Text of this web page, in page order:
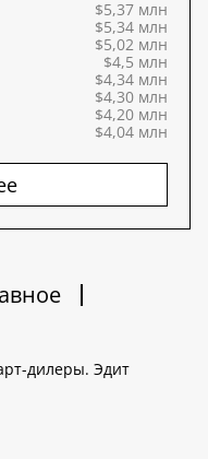
$5,37 млн
$5,34 млн
$5,02 млн
$4,5 млн
$4,34 млн
$4,30 млн
$4,20 млн
$4,04 млн
дилеры. Эдит